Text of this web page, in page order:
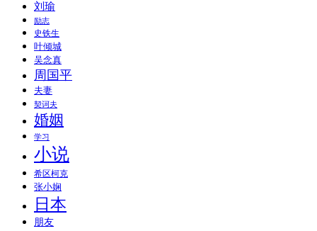
刘瑜
励志
史铁生
叶倾城
吴念真
周国平
夫妻
契诃夫
婚姻
学习
小说
希区柯克
张小娴
日本
朋友